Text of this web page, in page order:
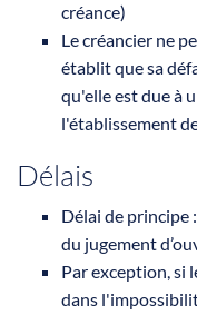
créance)
Le créancier ne
établit que sa
qu'elle est due à
l'établissement
Délais
Délai de principe :
du jugement
Par exception, si
dans